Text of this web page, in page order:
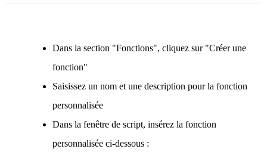
Dans la section "Fonctions", cliquez sur "Créer une
fonction"
Saisissez un nom et une description pour la fonction
personnalisée
Dans la fenêtre de script, insérez la fonction
personnalisée ci-dessous :